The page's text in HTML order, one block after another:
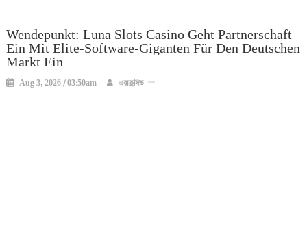
Wendepunkt: Luna Slots Casino Geht Partnerschaft
Ein Mit Elite-Software-Giganten Für Den Deutschen
Markt Ein
Aug 3, 2026 / 03:50am এক্সক্লুসিভ